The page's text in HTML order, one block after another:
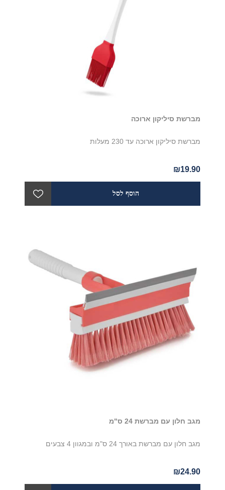
מברשת סיליקון ארוכה
מברשת סיליקון ארוכה עד 230 מעלות
₪19.90
מגב חלון עם מברשת 24 ס"מ
מגב חלון עם מברשת באורך 24 ס"מ ובמגוון 4 צבעים
₪24.90